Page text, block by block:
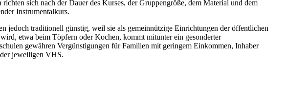
sich nach der Dauer des Kurses, der Gruppengröße, dem Material und dem
Instrumentalkurs.
traditionell günstig, weil sie als gemeinnützige Einrichtungen der öffentlichen
etwa beim Töpfern oder Kochen, kommt mitunter ein gesonderter
gewähren Vergünstigungen für Familien mit geringem Einkommen, Inhaber
jeweiligen VHS.